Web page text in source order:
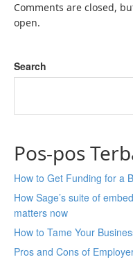
Comments are closed,
open.
Search
Pos-pos
How to Get Funding for a
How Sage’s suite of
matters now
How to Tame Your
Pros and Cons of